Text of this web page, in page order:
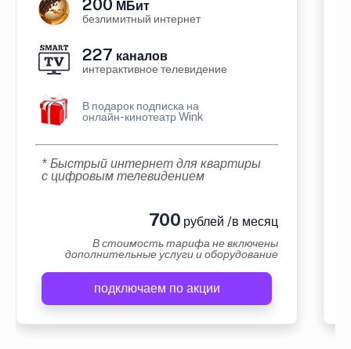
200 МБит
безлимитный интернет
227 каналов
интерактивное телевидение
В подарок подписка на
онлайн-кинотеатр Wink
* Быстрый интернет для квартиры
с цифровым телевидением
700 рублей /в месяц
В стоимость тарифа не включены
дополнительные услуги и оборудование
подключаем по акции